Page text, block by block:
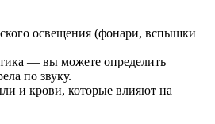
освещения (фонари, вспышки
— вы можете определить
по звуку.
и крови, которые влияют на